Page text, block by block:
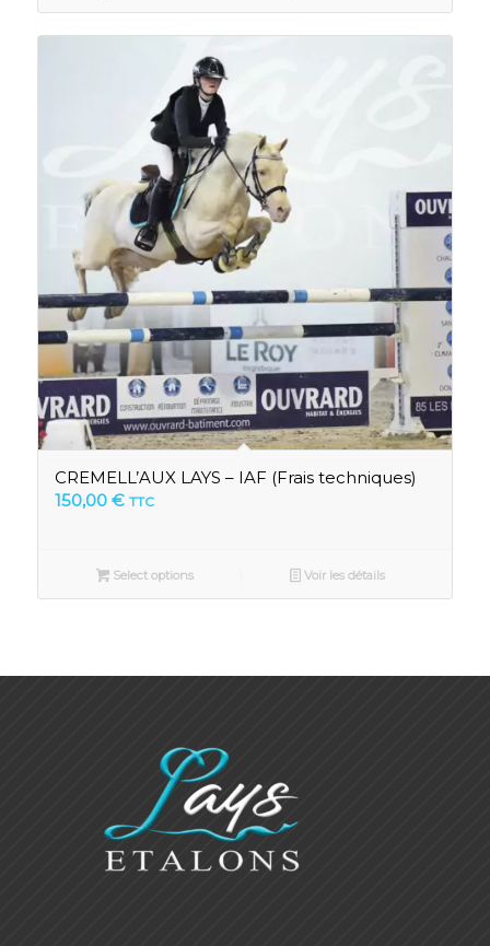
CREMELL’AUX LAYS – IAF (Frais techniques)
150,00 € TTC
Select options Voir les détails